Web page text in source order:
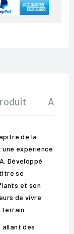
Avis
de la
expérience
Développé
se
et son
de vivre
allant des